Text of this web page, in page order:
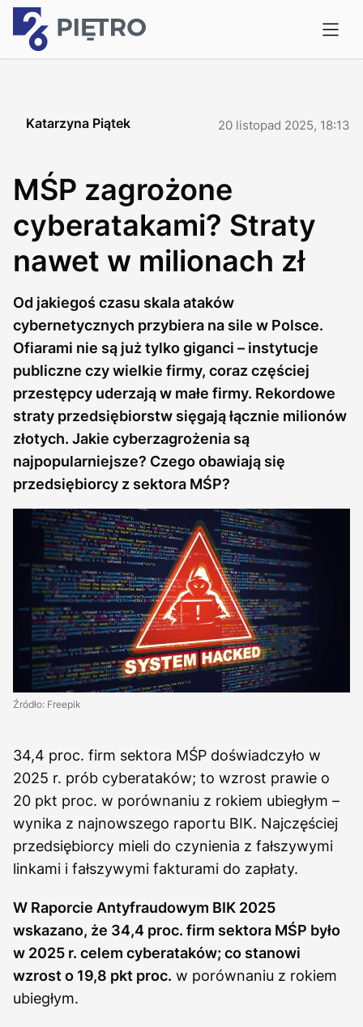
Katarzyna Piątek 20 listopad 2025, 18:13
MŚP zagrożone
cyberatakami? Straty
nawet w milionach zł
Od jakiegoś czasu skala ataków
cybernetycznych przybiera na sile w Polsce.
Ofiarami nie są już tylko giganci – instytucje
publiczne czy wielkie firmy, coraz częściej
przestępcy uderzają w małe firmy. Rekordowe
straty przedsiębiorstw sięgają łącznie milionów
złotych. Jakie cyberzagrożenia są
najpopularniejsze? Czego obawiają się
przedsiębiorcy z sektora MŚP?
Źródło: Freepik
34,4 proc. firm sektora MŚP doświadczyło w
2025 r. prób cyberataków; to wzrost prawie o
20 pkt proc. w porównaniu z rokiem ubiegłym –
wynika z najnowszego raportu BIK. Najczęściej
przedsiębiorcy mieli do czynienia z fałszywymi
linkami i fałszywymi fakturami do zapłaty.
W Raporcie Antyfraudowym BIK 2025
wskazano, że 34,4 proc. firm sektora MŚP było
w 2025 r. celem cyberataków; co stanowi
wzrost o 19,8 pkt proc. w porównaniu z rokiem
ubiegłym.